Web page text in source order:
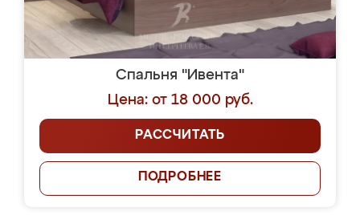
Спальня "Ивента"
Цена: от 18 000 руб.
РАССЧИТАТЬ
ПОДРОБНЕЕ